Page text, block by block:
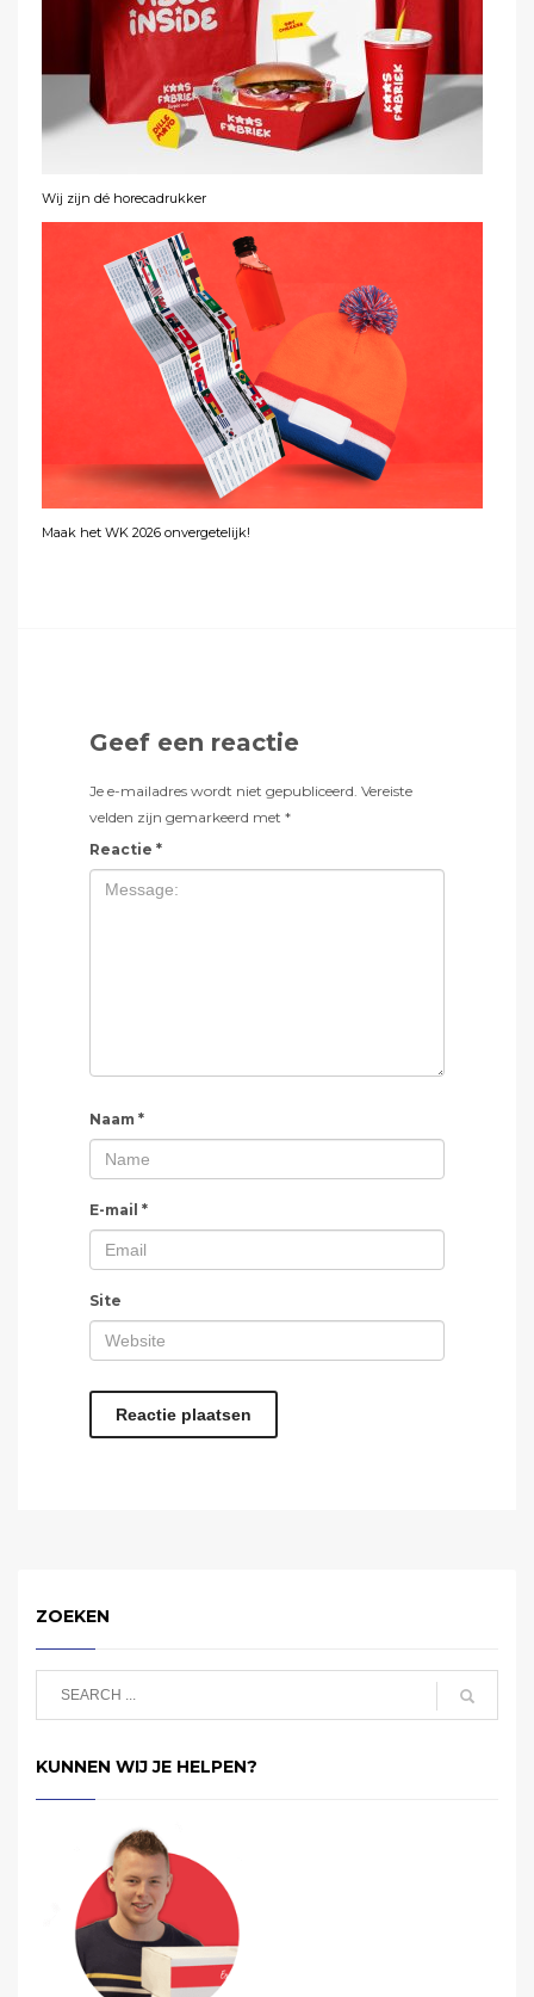
Wij zijn dé horecadrukker
Maak het WK 2026 onvergetelijk!
Geef een reactie
Je e-mailadres wordt niet gepubliceerd. Vereiste
velden zijn gemarkeerd met *
Reactie *
Naam *
E-mail *
Site
ZOEKEN
KUNNEN WIJ JE HELPEN?